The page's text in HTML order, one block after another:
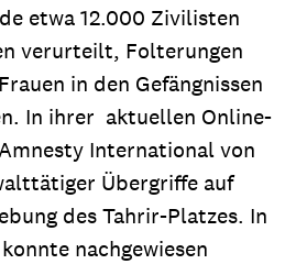
etwa 12.000 Zivilisten
verurteilt, Folterungen
in den Gefängnissen
In ihrer aktuellen Online-
International von
Übergriffe auf
des Tahrir-Platzes. In
nachgewiesen